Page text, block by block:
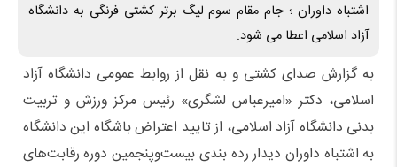
اشتباه داوران ؛ جام مقام سوم لیگ برتر کشتی فرنگی به دانشگاه
آزاد اسلامی اعطا می شود.
به گزارش صدای کشتی و به نقل از روابط عمومی دانشگاه آزاد
اسلامی، دکتر «امیرعباس لشگری» رئیس مرکز ورزش و تربیت
بدنی دانشگاه آزاد اسلامی، از تایید اعتراض باشگاه این دانشگاه
به اشتباه داوران دیدار رده بندی بیست‌وپنجمین دوره رقابت‌های